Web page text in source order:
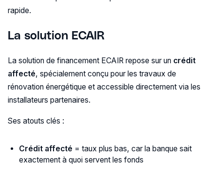
rapide.
La solution ECAIR
La solution de financement ECAIR repose sur un crédit
affecté, spécialement conçu pour les travaux de
rénovation énergétique et accessible directement via les
installateurs partenaires.
Ses atouts clés :
Crédit affecté = taux plus bas, car la banque sait
exactement à quoi servent les fonds